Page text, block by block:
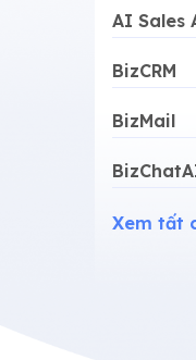
AI Sales
BizCRM
BizMail
Xem tất